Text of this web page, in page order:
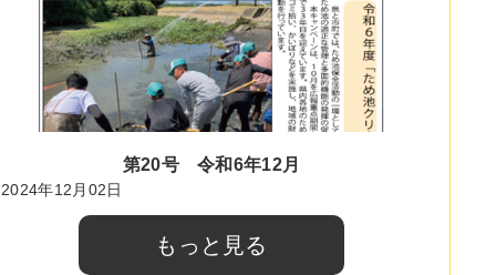
第20号 令和6年12月
2024年12月02日
もっと見る